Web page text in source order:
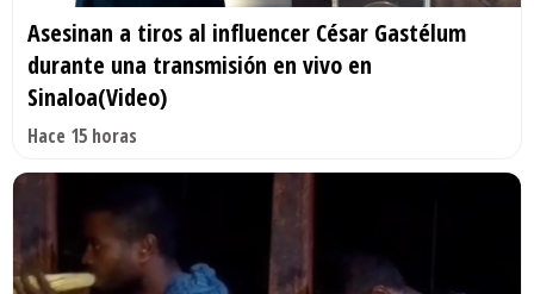
Asesinan a tiros al influencer César Gastélum
durante una transmisión en vivo en
Sinaloa(Video)
Hace 15 horas